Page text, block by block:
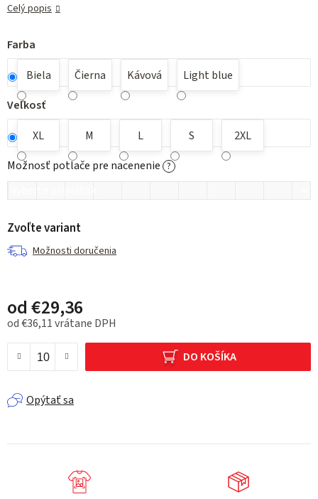
Celý popis
Farba
Biela
Čierna Kávová
Light blue
Veľkosť
XL
M L S
2XL
Možnosť potlače pre nacenenie ?
Zvoľte variant
Možnosti doručenia
od€29,36
od€36,11vrátane DPH
DO KOŠÍKA
Opýtať sa